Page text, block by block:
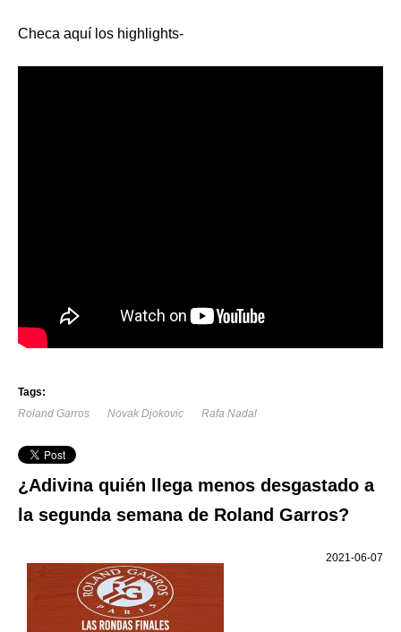
Checa aquí los highlights-
Tags:
Roland Garros
Novak Djokovic Rafa Nadal
¿Adivina quién llega menos desgastado a
la segunda semana de Roland Garros?
2021-06-07